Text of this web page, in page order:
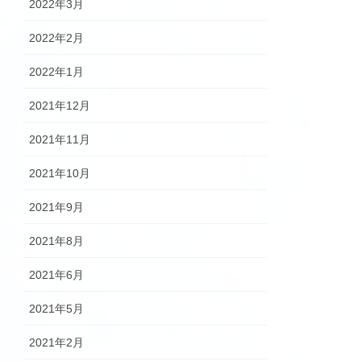
2022年3月
2022年2月
2022年1月
2021年12月
2021年11月
2021年10月
2021年9月
2021年8月
2021年6月
2021年5月
2021年2月